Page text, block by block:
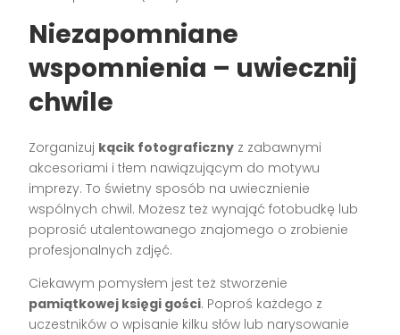
Niezapomniane
wspomnienia – uwiecznij
chwile
Zorganizuj kącik fotograficzny z zabawnymi
akcesoriami i tłem nawiązującym do motywu
imprezy. To świetny sposób na uwiecznienie
wspólnych chwil. Możesz też wynająć fotobudkę lub
poprosić utalentowanego znajomego o zrobienie
profesjonalnych zdjęć.
Ciekawym pomysłem jest też stworzenie
pamiątkowej księgi gości. Poproś każdego z
uczestników o wpisanie kilku słów lub narysowanie